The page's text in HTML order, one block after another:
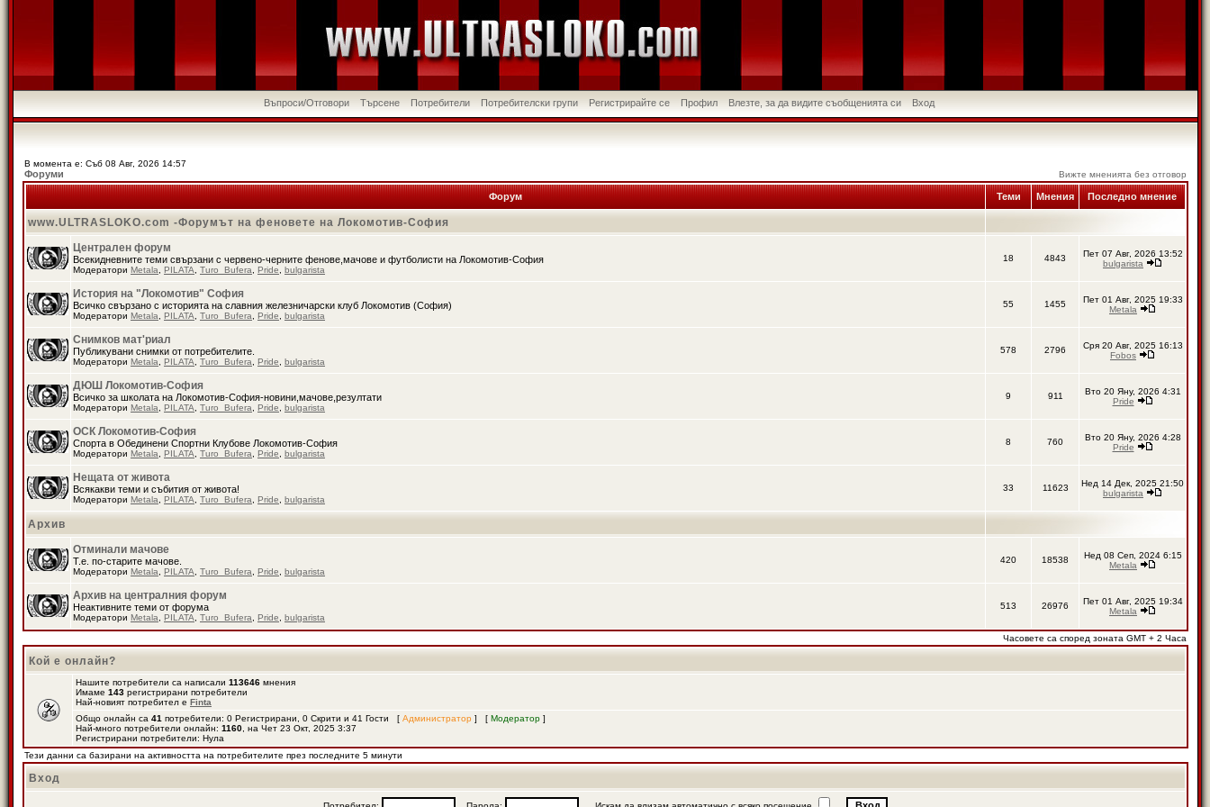
Въпроси/Отговори Търсене Потребители Потребителски групи Регистрирайте се Профил Влезте, за да видите съобщенията си Вход
В момента е: Съб 08 Авг, 2026 14:57
Форуми Вижте мненията без отговор
Форум Теми Мнения Последно мнение
www.ULTRASLOKO.com -Форумът на феновете на Локомотив-София
Централен форум
Всекидневните теми свързани с червено-черните фенове,мачове и футболисти на Локомотив-София
Модератори Metala PILATA Turo_Bufera Pride bulgarista
18 4843
Пет 07 Авг, 2026 13:52
bulgarista
История на "Локомотив" София
Всичко свързано с историята на славния железничарски клуб Локомотив (София)
Модератори Metala PILATA Turo_Bufera Pride bulgarista
55 1455
Пет 01 Авг, 2025 19:33
Metala
Снимков мат'риал
Публикувани снимки от потребителите.
Модератори Metala PILATA Turo_Bufera Pride bulgarista
578 2796
Сря 20 Авг, 2025 16:13
Fobos
ДЮШ Локомотив-София
Всичко за школата на Локомотив-София-новини,мачове,резултати
Модератори Metala PILATA Turo_Bufera Pride bulgarista
9 911
Вто 20 Яну, 2026 4:31
Pride
ОСК Локомотив-София
Спорта в Обединени Спортни Клубове Локомотив-София
Модератори Metala PILATA Turo_Bufera Pride bulgarista
8 760
Вто 20 Яну, 2026 4:28
Pride
Нещата от живота
Всякакви теми и събития от живота!
Модератори Metala PILATA Turo_Bufera Pride bulgarista
33 11623
Нед 14 Дек, 2025 21:50
bulgarista
Архив
Отминали мачове
Т.е. по-старите мачове.
Модератори Metala PILATA Turo_Bufera Pride bulgarista
420 18538
Нед 08 Сеп, 2024 6:15
Metala
Архив на централния форум
Неактивните теми от форума
Модератори Metala PILATA Turo_Bufera Pride bulgarista
513 26976
Пет 01 Авг, 2025 19:34
Metala
Часовете са според зоната GMT + 2 Часа
Кой е онлайн?
Нашите потребители са написали 113646 мнения
Имаме 143 регистрирани потребители
Най-новият потребител е Finta
Общо онлайн са 41 потребители: 0 Регистрирани, 0 Скрити и 41 Гости [ Администратор ] [ Модератор ]
Най-много потребители онлайн: 1160 , на Чет 23 Окт, 2025 3:37
Регистрирани потребители: Нула
Тези данни са базирани на активността на потребителите през последните 5 минути
Вход